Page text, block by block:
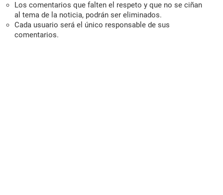
Los comentarios que falten el respeto y que no se ciñan
al tema de la noticia, podrán ser eliminados.
Cada usuario será el único responsable de sus
comentarios.